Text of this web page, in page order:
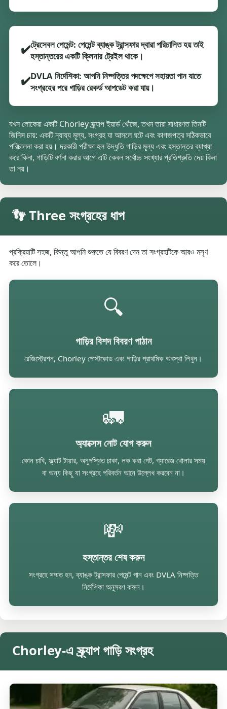
✔️ট্রেসেবল পেমেন্ট: পেমেন্ট ব্যাঙ্ক ট্রান্সফার দ্বারা পরিচালিত হয় তাই
হস্তান্তরের একটি ক্লিনার ট্রেইল থাকে।
✔️DVLA নির্দেশিকা: আপনি নিষ্পত্তির পদক্ষেপে সহায়তা পান যাতে
সংগ্রহের পরে গাড়ির রেকর্ড আপডেট করা যায়।
যখন লোকেরা একটি Chorley স্ক্র্যাপ ইয়ার্ড খোঁজে, তখন তারা সাধারণত তিনটি
জিনিস চায়: একটি ন্যায্য মূল্য, সংগ্রহ যা আসলে ঘটে এবং কাগজপত্র সঠিকভাবে
পরিচালনা করা হয়। দরকারী পরীক্ষা হল উদ্ধৃতি গাড়ির মূল্য এবং হস্তান্তর ব্যাখ্যা
করে কিনা, গাড়িটি বর্ণনা করার আগে এটি কেবল সর্বোচ্চ সংখ্যার প্রতিশ্রুতি দেয় কিনা
তা নয়।
👣 Three সংগ্রহের ধাপ
প্রক্রিয়াটি সহজ, কিন্তু আপনি শুরুতে যে বিবরণ দেন তা সংগ্রহটিকে আরও মসৃণ
করে তোলে।
🔍
গাড়ির বিশদ বিবরণ পাঠান
রেজিস্ট্রেশন, Chorley পোস্টকোড এবং গাড়ির প্রাথমিক অবস্থা লিখুন।
🚛
অ্যাক্সেস নোট যোগ করুন
কোন চাবি, ফ্ল্যাট টায়ার, অনুপস্থিত চাকা, লক করা গেট, গ্যারেজ খোলার সময়
বা অন্য কিছু যা সংগ্রহে পরিবর্তন আনে উল্লেখ করবেন না।
💸
হস্তান্তর শেষ করুন
সংগ্রহে সম্মত হন, ব্যাঙ্ক ট্রান্সফার পেমেন্ট পান এবং DVLA নিষ্পত্তি
নির্দেশিকা অনুসরণ করুন।
Chorley-এ স্ক্র্যাপ গাড়ি সংগ্রহ